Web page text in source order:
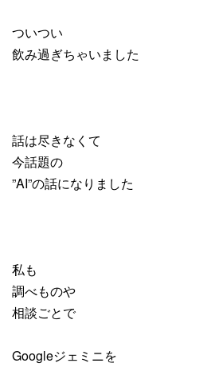
ついつい
飲み過ぎちゃいました
話は尽きなくて
今話題の
”AI”の話になりました
私も
調べものや
相談ごとで
Googleジェミニを